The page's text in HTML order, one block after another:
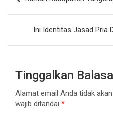
pos
Ini Identitas Jasad Pria
Tinggalkan
Alamat email Anda tidak
wajib ditandai *